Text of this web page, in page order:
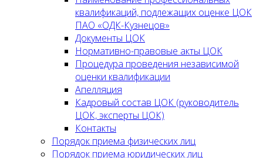
квалификаций, подлежащих оценке ЦОК
ПАО «ОДК-Кузнецов»
Документы ЦОК
Нормативно-правовые акты ЦОК
Процедура проведения независимой
оценки квалификации
Апелляция
Кадровый состав ЦОК (руководитель
ЦОК, эксперты ЦОК)
Контакты
Порядок приема физических лиц
Порядок приема юридических лиц